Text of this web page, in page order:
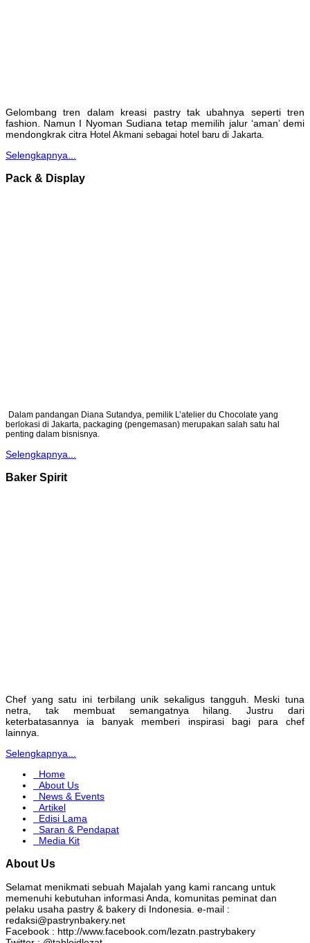
Gelombang tren dalam kreasi pastry tak ubahnya seperti tren
fashion. Namun I Nyoman Sudiana tetap memilih jalur ‘aman’ demi
mendongkrak citra Hotel Akmani sebagai hotel baru di Jakarta.
Selengkapnya...
Pack & Display
Dalam pandangan Diana Sutandya, pemilik L’atelier du Chocolate yang
berlokasi di Jakarta, packaging (pengemasan) merupakan salah satu hal
penting dalam bisnisnya.
Selengkapnya...
Baker Spirit
Chef yang satu ini terbilang unik sekaligus tangguh. Meski tuna
netra, tak membuat semangatnya hilang. Justru dari
keterbatasannya ia banyak memberi inspirasi bagi para chef
lainnya.
Selengkapnya...
Home
About Us
News & Events
Artikel
Edisi Lama
Saran & Pendapat
Media Kit
About Us
Selamat menikmati sebuah Majalah yang kami rancang untuk
memenuhi kebutuhan informasi Anda, komunitas peminat dan
pelaku usaha pastry & bakery di Indonesia. e-mail :
redaksi@pastrynbakery.net
Facebook : http://www.facebook.com/lezatn.pastrybakery